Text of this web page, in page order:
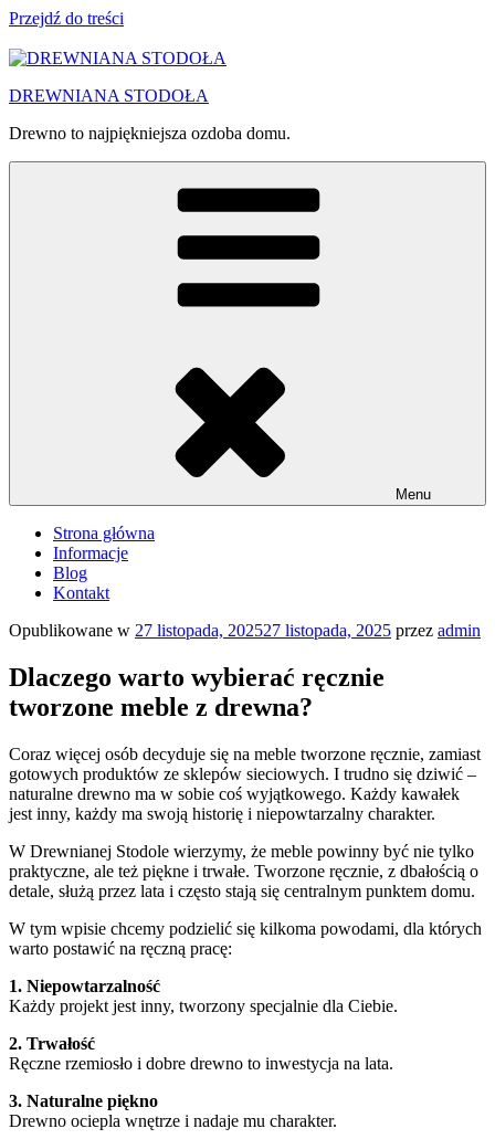
Przejdź do treści
DREWNIANA STODOŁA
Drewno to najpiękniejsza ozdoba domu.
Menu
Strona główna
Informacje
Blog
Kontakt
Opublikowane w 27 listopada, 202527 listopada, 2025 przez admin
Dlaczego warto wybierać ręcznie
tworzone meble z drewna?
Coraz więcej osób decyduje się na meble tworzone ręcznie, zamiast
gotowych produktów ze sklepów sieciowych. I trudno się dziwić –
naturalne drewno ma w sobie coś wyjątkowego. Każdy kawałek
jest inny, każdy ma swoją historię i niepowtarzalny charakter.
W Drewnianej Stodole wierzymy, że meble powinny być nie tylko
praktyczne, ale też piękne i trwałe. Tworzone ręcznie, z dbałością o
detale, służą przez lata i często stają się centralnym punktem domu.
W tym wpisie chcemy podzielić się kilkoma powodami, dla których
warto postawić na ręczną pracę:
1. Niepowtarzalność
Każdy projekt jest inny, tworzony specjalnie dla Ciebie.
2. Trwałość
Ręczne rzemiosło i dobre drewno to inwestycja na lata.
3. Naturalne piękno
Drewno ociepla wnętrze i nadaje mu charakter.